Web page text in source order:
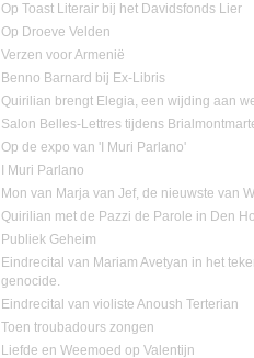
Op Toast Literair bij het Davidsfonds Lier
Op Droeve Velden
Verzen voor Armenië
Benno Barnard bij Ex-Libris
Quirilian brengt Elegia, een wijding aan
Salon Belles-Lettres tijdens
Op de expo van 'I Muri Parlano'
I Muri Parlano
Mon van Marja van Jef, de nieuwste van
Quirilian met de Pazzi de Parole in Den
Publiek Geheim
Eindrecital van Mariam Avetyan in het
genocide.
Eindrecital van violiste Anoush Terterian
Toen troubadours zongen
Liefde en Weemoed op Valentijn